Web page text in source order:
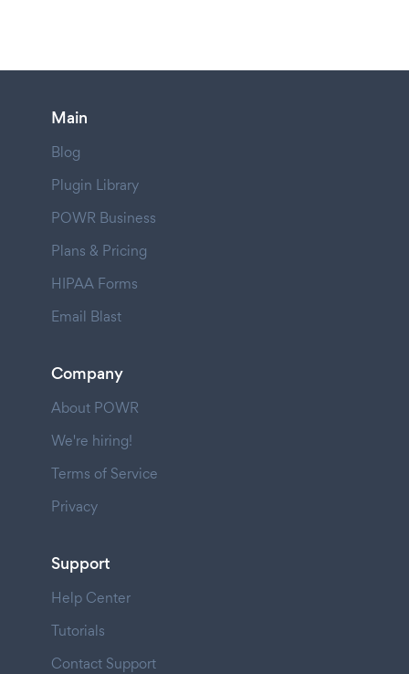
Main
Blog
Plugin Library
POWR Business
Plans & Pricing
HIPAA Forms
Email Blast
Company
About POWR
We're hiring!
Terms of Service
Privacy
Support
Help Center
Tutorials
Contact Support